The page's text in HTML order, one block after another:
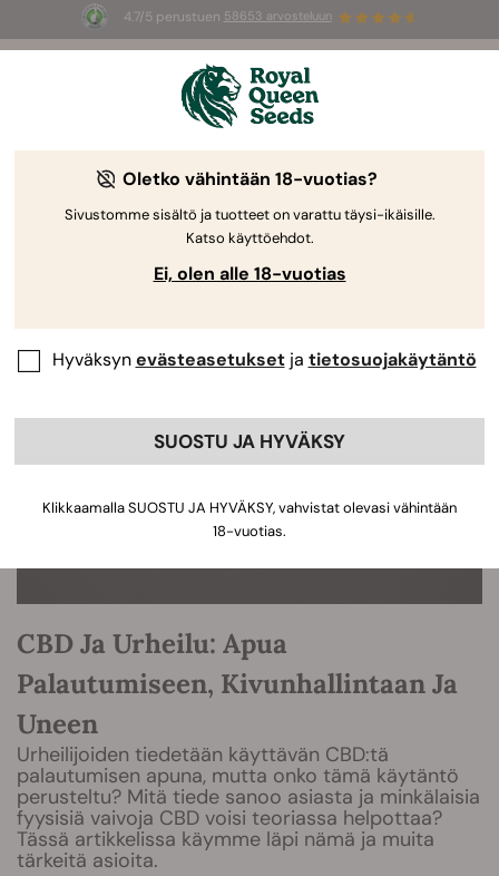
4.7/5 perustuen 58653 arvosteluun
-Rajoitettu erikoistarjous
2d 18h 51m 39s
The RQS Blog
CBD Ja Urheilu: Apua
Palautumiseen, Kivunhallintaan Ja
Uneen
Urheilijoiden tiedetään käyttävän CBD:tä
palautumisen apuna, mutta onko tämä käytäntö
perusteltu? Mitä tiede sanoo asiasta ja minkälaisia
fyysisiä vaivoja CBD voisi teoriassa helpottaa?
Tässä artikkelissa käymme läpi nämä ja muita
tärkeitä asioita.
Oletko vähintään 18-vuotias?
Sivustomme sisältö ja tuotteet on varattu täysi-ikäisille.
Katso käyttöehdot.
Ei, olen alle 18-vuotias
Hyväksynevästeasetuksetja tietosuojakäytäntö
SUOSTU JA HYVÄKSY
Klikkaamalla SUOSTU JA HYVÄKSY, vahvistat olevasi vähintään
18-vuotias.